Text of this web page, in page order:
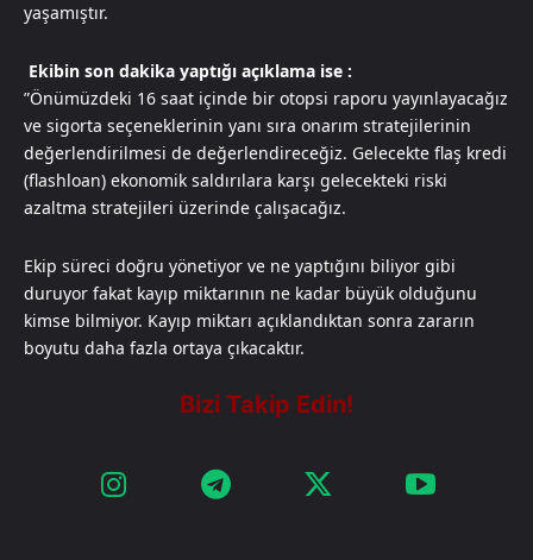
yaşamıştır.
Ekibin son dakika yaptığı açıklama ise :
”Önümüzdeki 16 saat içinde bir otopsi raporu yayınlayacağız
ve sigorta seçeneklerinin yanı sıra onarım stratejilerinin
değerlendirilmesi de değerlendireceğiz. Gelecekte flaş kredi
(flashloan) ekonomik saldırılara karşı gelecekteki riski
azaltma stratejileri üzerinde çalışacağız.
Ekip süreci doğru yönetiyor ve ne yaptığını biliyor gibi
duruyor fakat kayıp miktarının ne kadar büyük olduğunu
kimse bilmiyor. Kayıp miktarı açıklandıktan sonra zararın
boyutu daha fazla ortaya çıkacaktır.